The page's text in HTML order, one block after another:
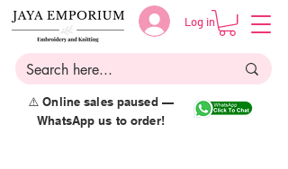
Log in
⚠️ Online sales paused —
WhatsApp us to order!